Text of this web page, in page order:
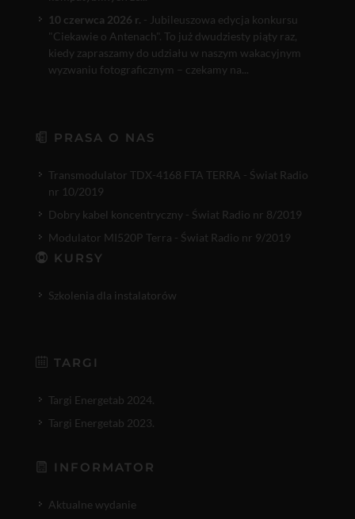
10 czerwca 2026 r. - Jubileuszowa edycja konkursu
"Ciekawie o Antenach". To już dwudziesty piąty raz,
kiedy zapraszamy do udziału w naszym wakacyjnym
wyzwaniu fotograficznym – czekamy na...
PRASA O NAS
Transmodulator TDX-4168 FTA TERRA - Świat Radio
nr 10/2019
Dobry kabel koncentryczny - Świat Radio nr 8/2019
Modulator MI520P Terra - Świat Radio nr 9/2019
KURSY
Szkolenia dla instalatorów
TARGI
Targi Energetab 2024.
Targi Energetab 2023.
INFORMATOR
Aktualne wydanie